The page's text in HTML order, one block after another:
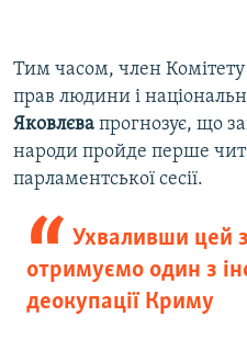
Тим часом, член
прав людини і
Яковлєва прогнозує, що
народи пройде перше
парламентської сесії.
Ухваливши цей
отримуємо один з
деокупації Криму